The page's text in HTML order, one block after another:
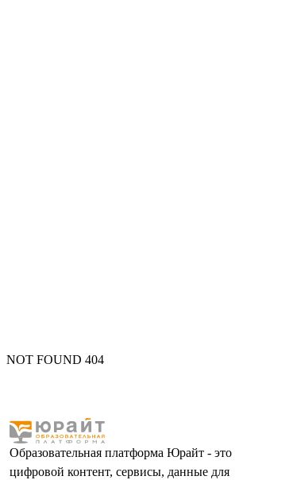
NOT FOUND 404
Образовательная платформа Юрайт - это
цифровой контент, сервисы, данные для